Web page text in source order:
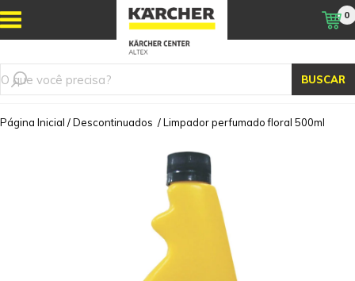
BUSCAR
0
Página Inicial /Descontinuados /Limpador perfumado floral 500ml